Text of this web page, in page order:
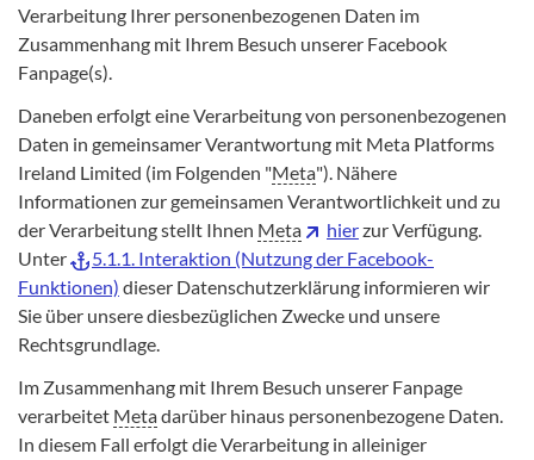
Verarbeitung Ihrer personenbezogenen Daten im
Zusammenhang mit Ihrem Besuch unserer Facebook
Fanpage(s).
Daneben erfolgt eine Verarbeitung von personenbezogenen
Daten in gemeinsamer Verantwortung mit Meta Platforms
Ireland Limited (im Folgenden "Meta"). Nähere
Informationen zur gemeinsamen Verantwortlichkeit und zu
der Verarbeitung stellt Ihnen Meta hierzur Verfügung.
Unter
5.1.1. Interaktion (Nutzung der Facebook-
Funktionen) dieser Datenschutzerklärung informieren wir
Sie über unsere diesbezüglichen Zwecke und unsere
Rechtsgrundlage.
Im Zusammenhang mit Ihrem Besuch unserer Fanpage
verarbeitet Metadarüber hinaus personenbezogene Daten.
In diesem Fall erfolgt die Verarbeitung in alleiniger